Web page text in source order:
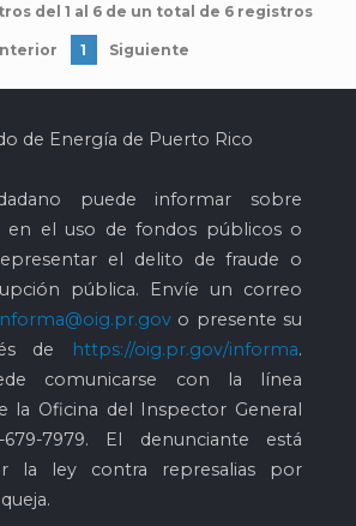
del 1 al 6 de un total de 6 registros
1 Siguiente
de Energía de Puerto Rico
puede informar sobre
en el uso de fondos públicos o
el delito de fraude o
pública. Envíe un correo
o presente su
de
https://oig.pr.gov/informa.
comunicarse con la línea
la Oficina del Inspector General
679-7979. El denunciante está
la ley contra represalias por